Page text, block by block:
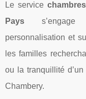
Le service
Pays s’engage
personnalisation et
les familles
ou la tranquillité
Chambery.